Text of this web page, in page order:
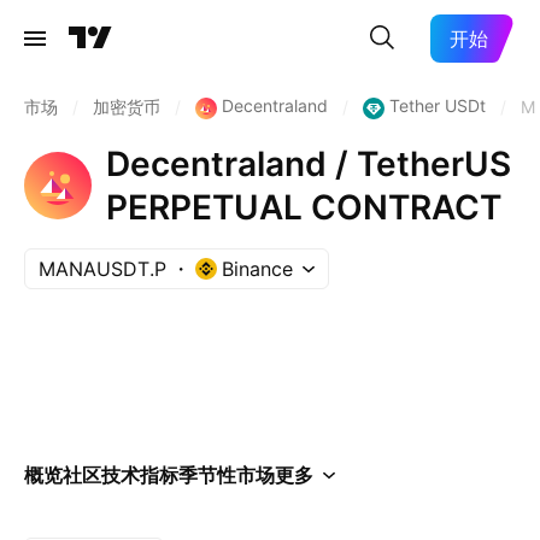
开始
市场 加密货币 Decentraland Tether USDt
Decentraland / TetherUS
PERPETUAL CONTRACT
MANAUSDT.P Binance
概览社区技术指标季节性市场更多